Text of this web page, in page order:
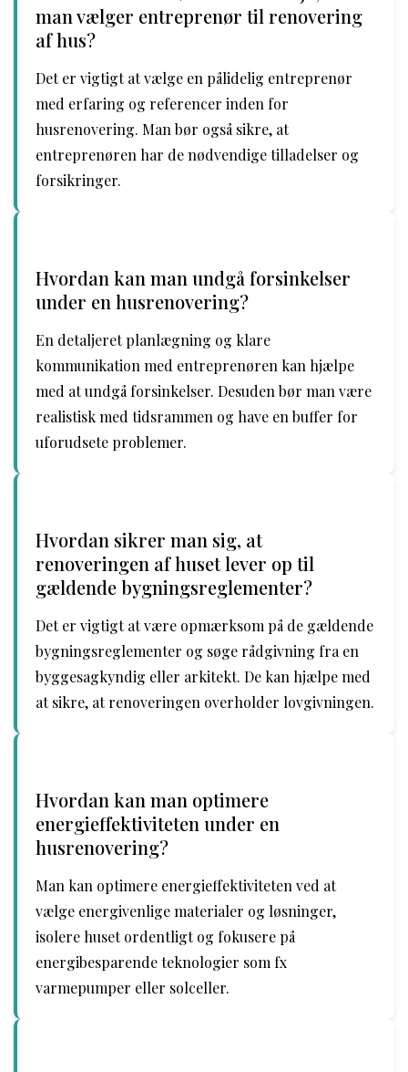
man vælger entreprenør til renovering
af hus?
Det er vigtigt at vælge en pålidelig entreprenør
med erfaring og referencer inden for
husrenovering. Man bør også sikre, at
entreprenøren har de nødvendige tilladelser og
forsikringer.
Hvordan kan man undgå forsinkelser
under en husrenovering?
En detaljeret planlægning og klare
kommunikation med entreprenøren kan hjælpe
med at undgå forsinkelser. Desuden bør man være
realistisk med tidsrammen og have en buffer for
uforudsete problemer.
Hvordan sikrer man sig, at
renoveringen af huset lever op til
gældende bygningsreglementer?
Det er vigtigt at være opmærksom på de gældende
bygningsreglementer og søge rådgivning fra en
byggesagkyndig eller arkitekt. De kan hjælpe med
at sikre, at renoveringen overholder lovgivningen.
Hvordan kan man optimere
energieffektiviteten under en
husrenovering?
Man kan optimere energieffektiviteten ved at
vælge energivenlige materialer og løsninger,
isolere huset ordentligt og fokusere på
energibesparende teknologier som fx
varmepumper eller solceller.